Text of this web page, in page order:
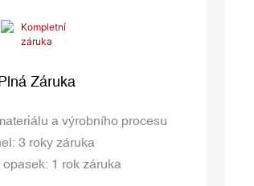
Záruka
a výrobního procesu
3 roky záruka
opasek: 1 rok záruka